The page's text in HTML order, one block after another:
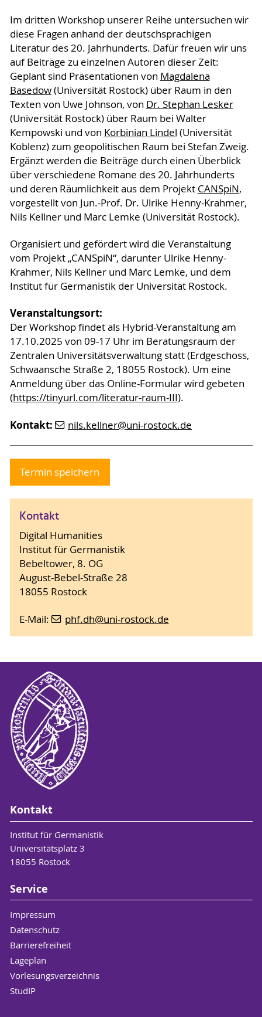
Im dritten Workshop unserer Reihe untersuchen wir
diese Fragen anhand der deutschsprachigen
Literatur des 20. Jahrhunderts. Dafür freuen wir uns
auf Beiträge zu einzelnen Autoren dieser Zeit:
Geplant sind Präsentationen von Magdalena
Basedow(Universität Rostock) über Raum in den
Texten von Uwe Johnson, von Dr. Stephan Lesker
(Universität Rostock) über Raum bei Walter
Kempowski und von Korbinian Lindel (Universität
Koblenz) zum geopolitischen Raum bei Stefan Zweig.
Ergänzt werden die Beiträge durch einen Überblick
über verschiedene Romane des 20. Jahrhunderts
und deren Räumlichkeit aus dem Projekt CANSpiN,
vorgestellt von Jun.-Prof. Dr. Ulrike Henny-Krahmer,
Nils Kellner und Marc Lemke (Universität Rostock).
Organisiert und gefördert wird die Veranstaltung
vom Projekt „CANSpiN“, darunter Ulrike Henny-
Krahmer, Nils Kellner und Marc Lemke, und dem
Institut für Germanistik der Universität Rostock.
Veranstaltungsort:
Der Workshop findet als Hybrid-Veranstaltung am
17.10.2025 von 09-17 Uhr im Beratungsraum der
Zentralen Universitätsverwaltung statt (Erdgeschoss,
Schwaansche Straße 2, 18055 Rostock). Um eine
Anmeldung über das Online-Formular wird gebeten
(https://tinyurl.com/literatur-raum-III).
Kontakt: nils.kellner@uni-rostock.de
Termin speichern
Kontakt
Digital Humanities
Institut für Germanistik
Bebeltower, 8. OG
August-Bebel-Straße 28
18055 Rostock
E-Mail: phf.dh@uni-rostock.de
Kontakt
Institut für Germanistik
Universitätsplatz 3
18055 Rostock
Service
Impressum
Datenschutz
Barrierefreiheit
Lageplan
Vorlesungsverzeichnis
StudIP